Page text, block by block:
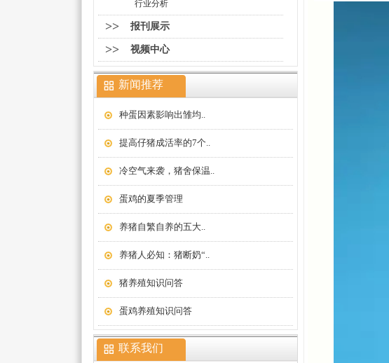
行业分析
>> 报刊展示
>> 视频中心
新闻推荐
种蛋因素影响出雏均..
提高仔猪成活率的7个..
冷空气来袭，猪舍保温..
蛋鸡的夏季管理
养猪自繁自养的五大..
养猪人必知：猪断奶“..
猪养殖知识问答
蛋鸡养殖知识问答
联系我们